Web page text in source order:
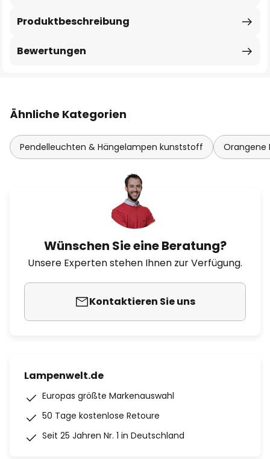
Produktbeschreibung
Bewertungen
Ähnliche Kategorien
Pendelleuchten & Hängelampen kunststoff Orangene
Wünschen Sie eine Beratung?
Unsere Experten stehen Ihnen zur Verfügung.
Kontaktieren Sie uns
Lampenwelt.de
Europas größte Markenauswahl
50 Tage kostenlose Retoure
Seit 25 Jahren Nr. 1 in Deutschland